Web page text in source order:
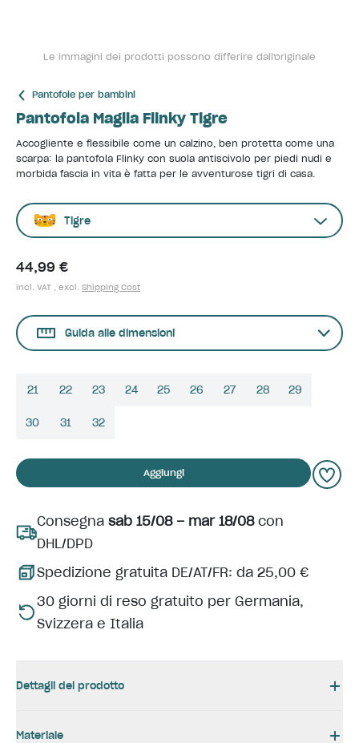
Le immagini dei prodotti possono differire dall'originale
Pantofole per bambini
Pantofola Maglia Flinky Tigre
Accogliente e flessibile come un calzino, ben protetta come una
scarpa: la pantofola Flinky con suola antiscivolo per piedi nudi e
morbida fascia in vita è fatta per le avventurose tigri di casa.
Tigre
44,99 €
incl. VAT , excl. Shipping Cost
Guida alle dimensioni
21 22 23 24 25 26 27 28 29
30 31 32
Aggiungi
Consegna sab 15/08 – mar 18/08con
DHL/DPD
Spedizione gratuita DE/AT/FR: da 25,00 €
30 giorni di reso gratuito per Germania,
Svizzera e Italia
Dettagli del prodotto
Materiale